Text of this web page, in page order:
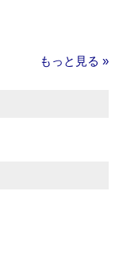
もっと見る »